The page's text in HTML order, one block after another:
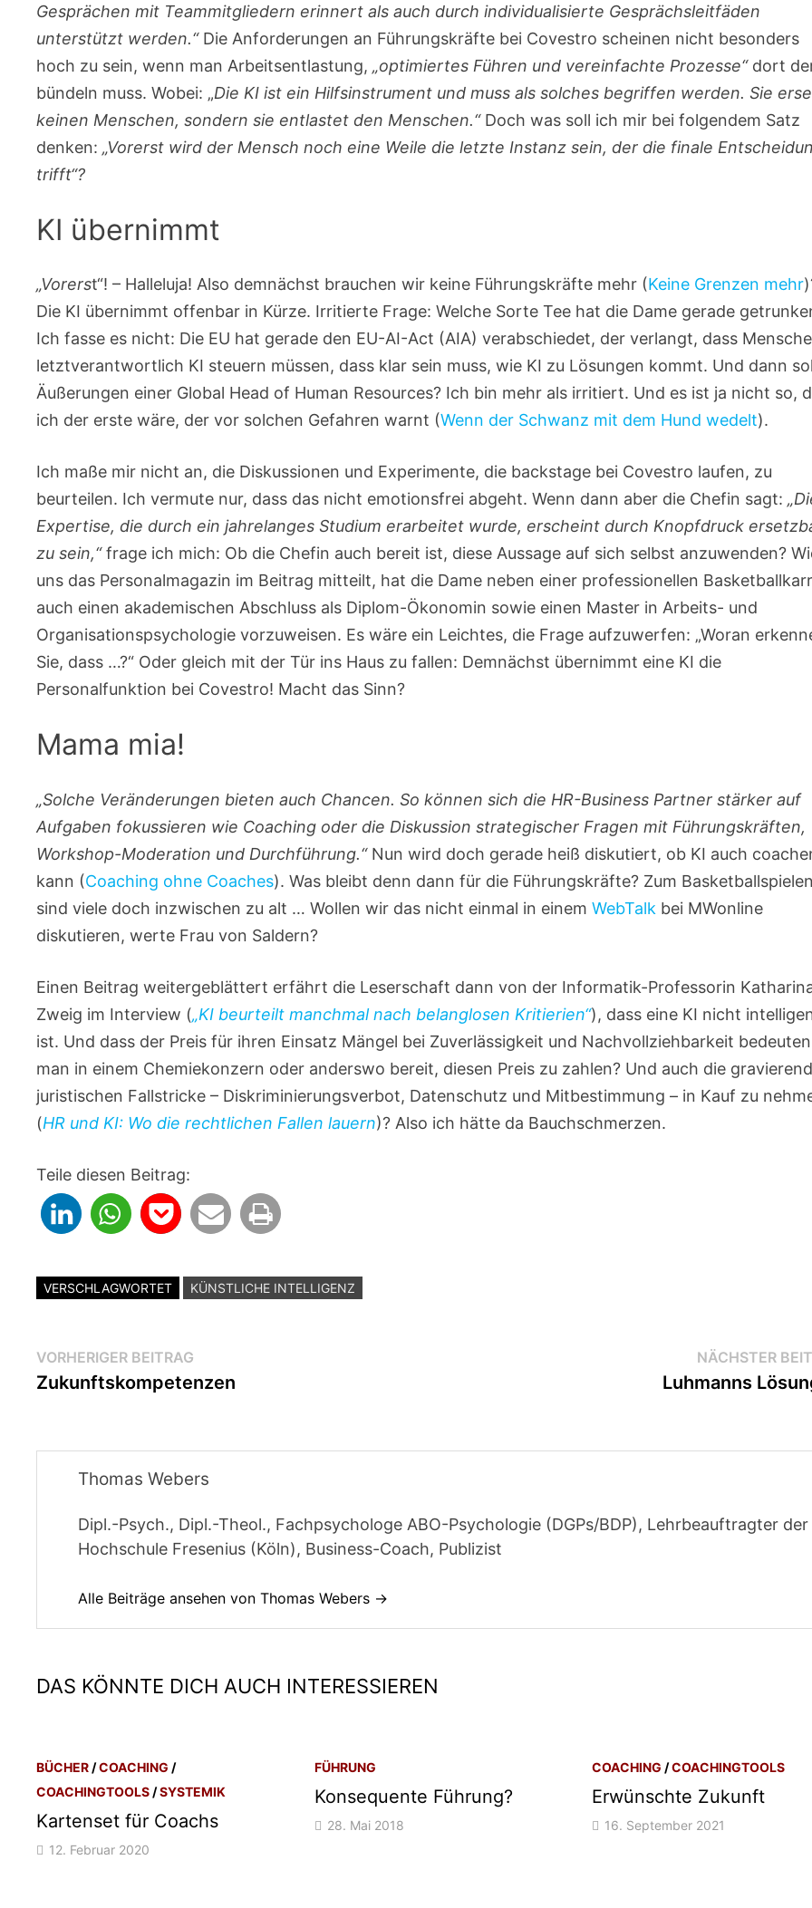
Gesprächen mit Teammitgliedern erinnert als auch durch individualisierte Gesprächsleitfäden
unterstützt werden.“ Die Anforderungen an Führungskräfte bei Covestro scheinen nicht besonders
hoch zu sein, wenn man Arbeitsentlastung,„optimiertes Führen und vereinfachte Prozesse“dort
bündeln muss. Wobei: „Die KI ist ein Hilfsinstrument und muss als solches begriffen werden. Sie
keinen Menschen, sondern sie entlastet den Menschen.“ Doch was soll ich mir bei folgendem Satz
denken:„Vorerst wird der Mensch noch eine Weile die letzte Instanz sein, der die finale
trifft“?
KI übernimmt
„Vorerst“! – Halleluja! Also demnächst brauchen wir keine Führungskräfte mehr (Keine Grenzen mehr
Die KI übernimmt offenbar in Kürze. Irritierte Frage: Welche Sorte Tee hat die Dame gerade
Ich fasse es nicht: Die EU hat gerade den EU-AI-Act (AIA) verabschiedet, der verlangt, dass
letztverantwortlich KI steuern müssen, dass klar sein muss, wie KI zu Lösungen kommt. Und dann
Äußerungen einer Global Head of Human Resources? Ich bin mehr als irritiert. Und es ist ja nicht so,
ich der erste wäre, der vor solchen Gefahren warnt (Wenn der Schwanz mit dem Hund wedelt).
Ich maße mir nicht an, die Diskussionen und Experimente, die backstage bei Covestro laufen, zu
beurteilen. Ich vermute nur, dass das nicht emotionsfrei abgeht. Wenn dann aber die Chefin sagt:
Expertise, die durch ein jahrelanges Studium erarbeitet wurde, erscheint durch Knopfdruck
zu sein,“frage ich mich: Ob die Chefin auch bereit ist, diese Aussage auf sich selbst anzuwenden?
uns das Personalmagazin im Beitrag mitteilt, hat die Dame neben einer professionellen
auch einen akademischen Abschluss als Diplom-Ökonomin sowie einen Master in Arbeits- und
Organisationspsychologie vorzuweisen. Es wäre ein Leichtes, die Frage aufzuwerfen: „Woran
Sie, dass …?“ Oder gleich mit der Tür ins Haus zu fallen: Demnächst übernimmt eine KI die
Personalfunktion bei Covestro! Macht das Sinn?
Mama mia!
„Solche Veränderungen bieten auch Chancen. So können sich die HR-Business Partner stärker auf
Aufgaben fokussieren wie Coaching oder die Diskussion strategischer Fragen mit Führungskräften,
Workshop-Moderation und Durchführung.“ Nun wird doch gerade heiß diskutiert, ob KI auch
kann (Coaching ohne Coaches). Was bleibt denn dann für die Führungskräfte? Zum Basketballspielen
sind viele doch inzwischen zu alt … Wollen wir das nicht einmal in einemWebTalk bei MWonline
diskutieren, werte Frau von Saldern?
Einen Beitrag weitergeblättert erfährt die Leserschaft dann von der Informatik-Professorin
Zweig im Interview („KI beurteilt manchmal nach belanglosen Kritierien“), dass eine KI nicht
ist. Und dass der Preis für ihren Einsatz Mängel bei Zuverlässigkeit und Nachvollziehbarkeit
man in einem Chemiekonzern oder anderswo bereit, diesen Preis zu zahlen? Und auch die
juristischen Fallstricke – Diskriminierungsverbot, Datenschutz und Mitbestimmung – in Kauf zu
(HR und KI: Wo die rechtlichen Fallen lauern)? Also ich hätte da Bauchschmerzen.
Teile diesen Beitrag:
VERSCHLAGWORTET KÜNSTLICHE INTELLIGENZ
Beitragsnavigation
VORHERIGER BEITRAG
Beitrag:
Zukunftskompetenzen
NÄCHSTER
Luhmanns
Thomas Webers
Dipl.-Psych., Dipl.-Theol., Fachpsychologe ABO-Psychologie (DGPs/BDP), Lehrbeauftragter der
Hochschule Fresenius (Köln), Business-Coach, Publizist
Alle Beiträge ansehen von Thomas Webers →
DAS KÖNNTE DICH AUCH INTERESSIEREN
BÜCHER /COACHING /
COACHINGTOOLS /SYSTEMIK
Kartenset für Coachs
12. Februar 2020
FÜHRUNG
Konsequente Führung?
28. Mai 2018
COACHING /COACHINGTOOLS
Erwünschte Zukunft
16. September 2021